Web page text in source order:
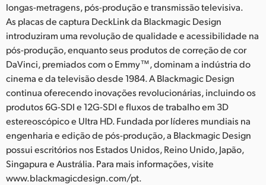
longas-metragens, pós-produção e transmissão televisiva.
As placas de captura DeckLink da Blackmagic Design
introduziram uma revolução de qualidade e acessibilidade na
pós-produção, enquanto seus produtos de correção de cor
DaVinci, premiados com o Emmy™, dominam a indústria do
cinema e da televisão desde 1984. A Blackmagic Design
continua oferecendo inovações revolucionárias, incluindo os
produtos 6G-SDI e 12G-SDI e fluxos de trabalho em 3D
estereoscópico e Ultra HD. Fundada por líderes mundiais na
engenharia e edição de pós-produção, a Blackmagic Design
possui escritórios nos Estados Unidos, Reino Unido, Japão,
Singapura e Austrália. Para mais informações, visite
www.blackmagicdesign.com/pt.